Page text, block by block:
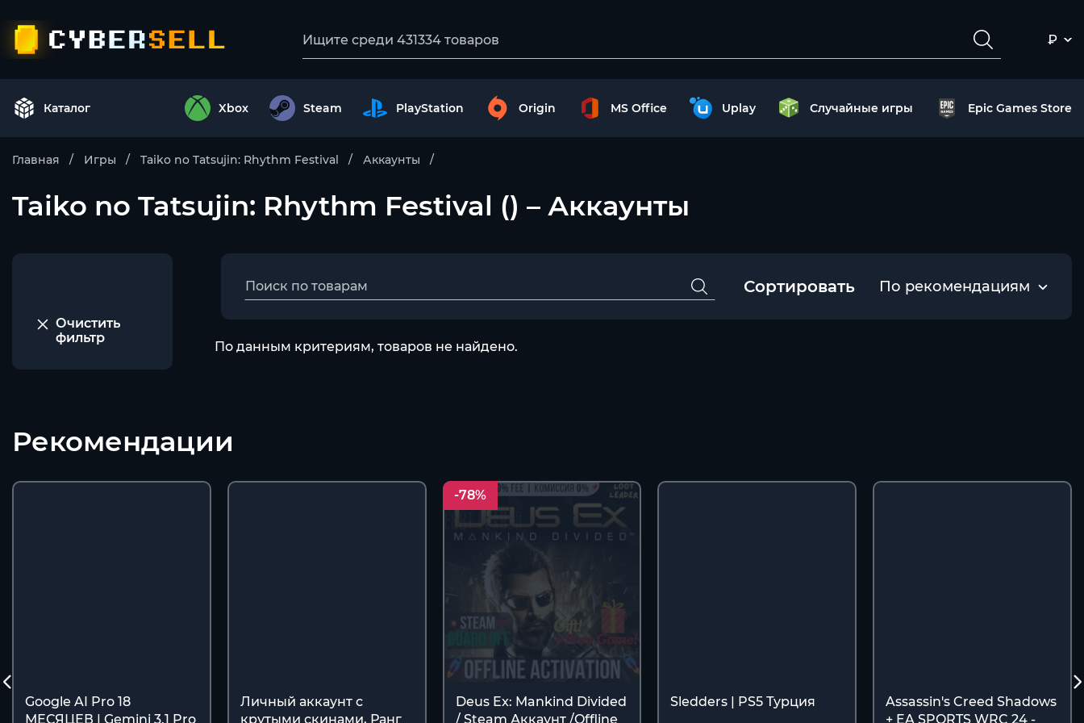
₽
Каталог Xbox Steam PlayStation Origin MS Office Uplay Случайные игры Epic Games Store
Главная Игры Taiko no Tatsujin: Rhythm Festival Аккаунты
Taiko no Tatsujin: Rhythm Festival () – Аккаунты
Очистить
фильтр
Сортировать По рекомендациям
По данным критериям, товаров не найдено.
Рекомендации
Google AI Pro 18
МЕСЯЦЕВ | Gemini 3.1 Pro
Личный аккаунт с
крутыми скинами, Ранг
-78%
Deus Ex: Mankind Divided
/ Steam Аккаунт /Offline
Sledders | PS5 Турция
Assassin's Creed Shadows
+ EA SPORTS WRC 24 -